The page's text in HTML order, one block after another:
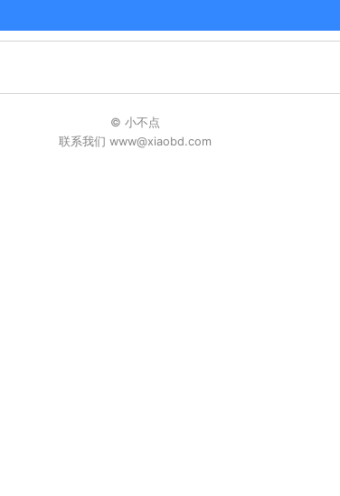
© 小不点
联系我们 www@xiaobd.com